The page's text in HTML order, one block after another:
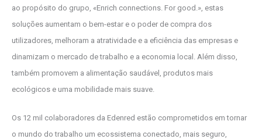
ao propósito do grupo, «Enrich connections. For good.», estas
soluções aumentam o bem-estar e o poder de compra dos
utilizadores, melhoram a atratividade e a eficiência das empresas e
dinamizam o mercado de trabalho e a economia local. Além disso,
também promovem a alimentação saudável, produtos mais
ecológicos e uma mobilidade mais suave.
Os 12 mil colaboradores da Edenred estão comprometidos em tornar
o mundo do trabalho um ecossistema conectado, mais seguro,